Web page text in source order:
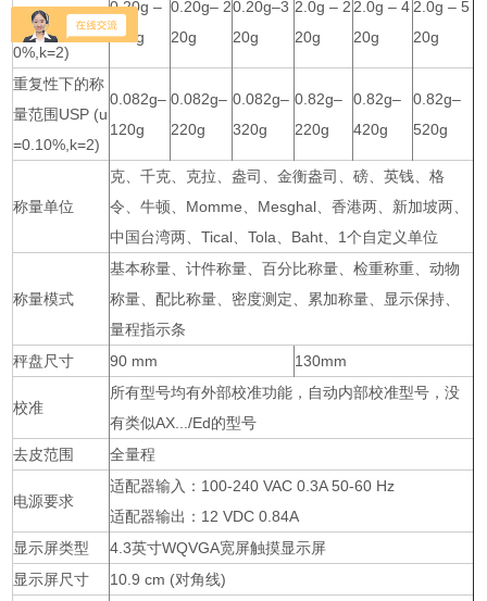
USP (u=0.1
0%,k=2)
0.20g –
120g
0.20g– 2
20g
0.20g–3
20g
2.0g – 2
20g
2.0g – 4
20g
2.0g – 5
20g
重复性下的称
量范围USP (u
=0.10%,k=2)
0.082g–
120g
0.082g–
220g
0.082g–
320g
0.82g–
220g
0.82g–
420g
0.82g–
520g
称量单位
克、千克、克拉、盎司、金衡盎司、磅、英钱、格
令、牛顿、Momme、Mesghal、香港两、新加坡两、
中国台湾两、Tical、Tola、Baht、1个自定义单位
称量模式
基本称量、计件称量、百分比称量、检重称重、动物
称量、配比称量、密度测定、累加称量、显示保持、
量程指示条
秤盘尺寸
90 mm 130mm
校准
所有型号均有外部校准功能，自动内部校准型号，没
有类似AX.../Ed的型号
去皮范围
全量程
电源要求
适配器输入：100-240 VAC 0.3A 50-60 Hz
适配器输出：12 VDC 0.84A
显示屏类型
4.3英寸WQVGA宽屏触摸显示屏
显示屏尺寸
10.9 cm (对角线)